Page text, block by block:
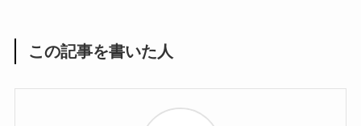
この記事を書いた人